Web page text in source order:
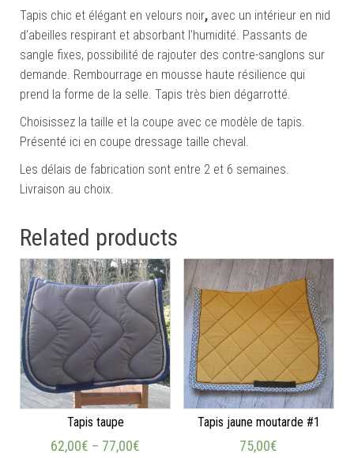
Tapis chic et élégant en velours noir, avec un intérieur en nid
d’abeilles respirant et absorbant l’humidité. Passants de
sangle fixes, possibilité de rajouter des contre-sanglons sur
demande. Rembourrage en mousse haute résilience qui
prend la forme de la selle. Tapis très bien dégarrotté.
Choisissez la taille et la coupe avec ce modèle de tapis.
Présenté ici en coupe dressage taille cheval.
Les délais de fabrication sont entre 2 et 6 semaines.
Livraison au choix.
Related products
Tapis taupe
62,00€ – 77,00€
Tapis jaune moutarde #1
75,00€